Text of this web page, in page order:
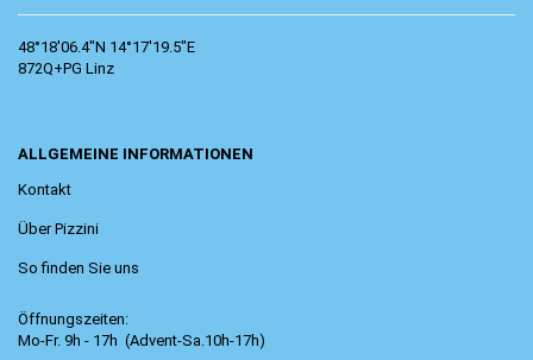
48°18'06.4"N 14°17'19.5"E
872Q+PG Linz
ALLGEMEINE INFORMATIONEN
Kontakt
Über Pizzini
So finden Sie uns
Öffnungszeiten:
Mo-Fr. 9h - 17h (Advent-Sa.10h-17h)